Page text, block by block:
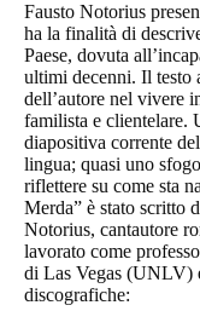
Fausto Notorius
ha la finalità di
Paese, dovuta
ultimi decenni. Il testo
dell’autore nel vivere
familista e clientelare.
diapositiva corrente
lingua; quasi uno
riflettere su come sta
Merda” è stato scritto
Notorius, cantautore
lavorato come
di Las Vegas (UNLV)
discografiche: